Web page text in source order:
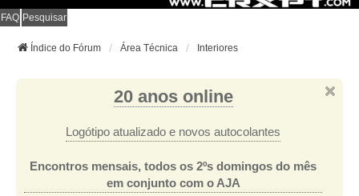
FAQ Pesquisar
Índice do Fórum Área Técnica Interiores
20 anos online
Logótipo atualizado e novos autocolantes
Encontros mensais, todos os 2ºs domingos do mês
em conjunto com o AJA